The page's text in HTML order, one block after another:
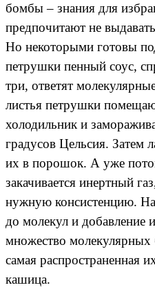
бомбы – знания для
предпочитают не
Но некоторыми готовы
петрушки пенный соус,
три, ответят
листья петрушки
холодильник и
градусов Цельсия. Затем
их в порошок. А уже
закачивается инертный
нужную консистенцию. На
до молекул и добавление
множество
самая распространенная
кашица.